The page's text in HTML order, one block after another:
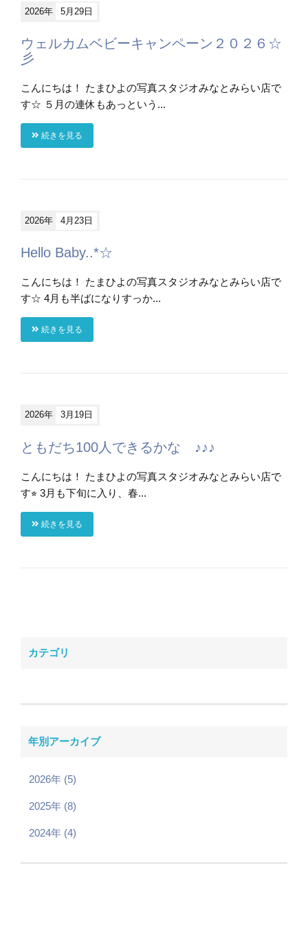
2026年 5月29日
ウェルカムベビーキャンペーン２０２６☆
彡
こんにちは！ たまひよの写真スタジオみなとみらい店で
す☆ ５月の連休もあっという...
続きを見る
2026年 4月23日
Hello Baby..*☆
こんにちは！ たまひよの写真スタジオみなとみらい店で
す☆ 4月も半ばになりすっか...
続きを見る
2026年 3月19日
ともだち100人できるかな ♪♪♪
こんにちは！ たまひよの写真スタジオみなとみらい店で
す⭐︎ 3月も下旬に入り、春...
続きを見る
カテゴリ
年別アーカイブ
2026年 (5)
2025年 (8)
2024年 (4)